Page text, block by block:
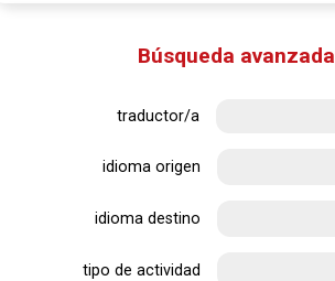
Búsqueda avanzada
traductor/a
idioma origen
idioma destino
tipo de actividad